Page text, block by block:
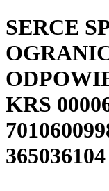
SERCE
KRS
365036104